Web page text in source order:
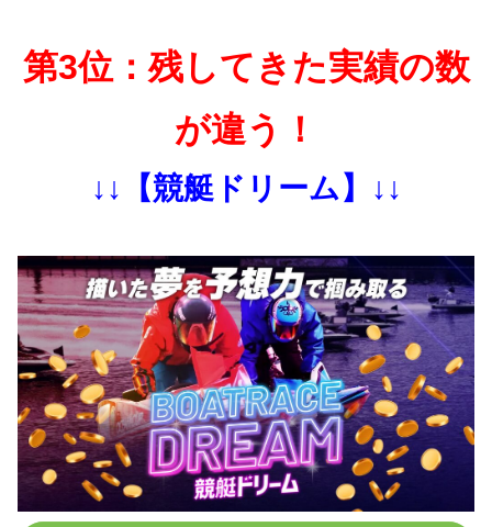
第3位：残してきた実績の数
が違う！
↓↓【競艇ドリーム】↓↓